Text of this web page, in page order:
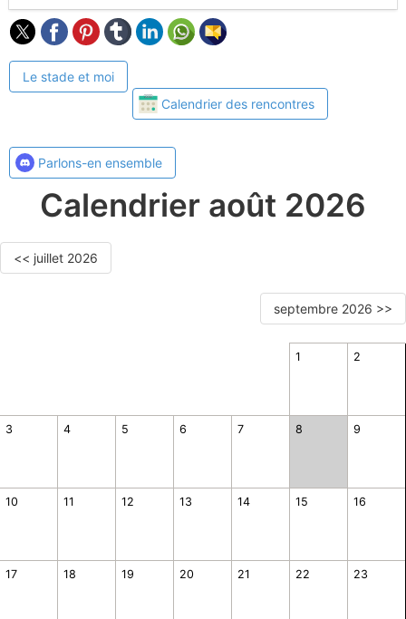
Le stade et moi
Calendrier des rencontres
Parlons-en ensemble
Calendrier août 2026
<< juillet 2026
septembre 2026 >>
1 2
3 4 5 6 7 8 9
10 11 12 13 14 15 16
17 18 19 20 21 22 23